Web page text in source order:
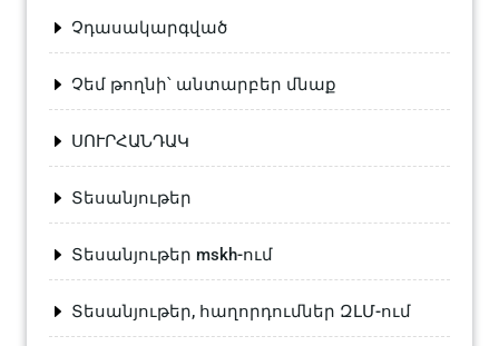
Չդասակարգված
Չեմ թողնի՝ անտարբեր մնաք
ՍՈՒՐՀԱՆԴԱԿ
Տեսանյութեր
Տեսանյութեր mskh-ում
Տեսանյութեր, հաղորդումներ ԶԼՄ-ում